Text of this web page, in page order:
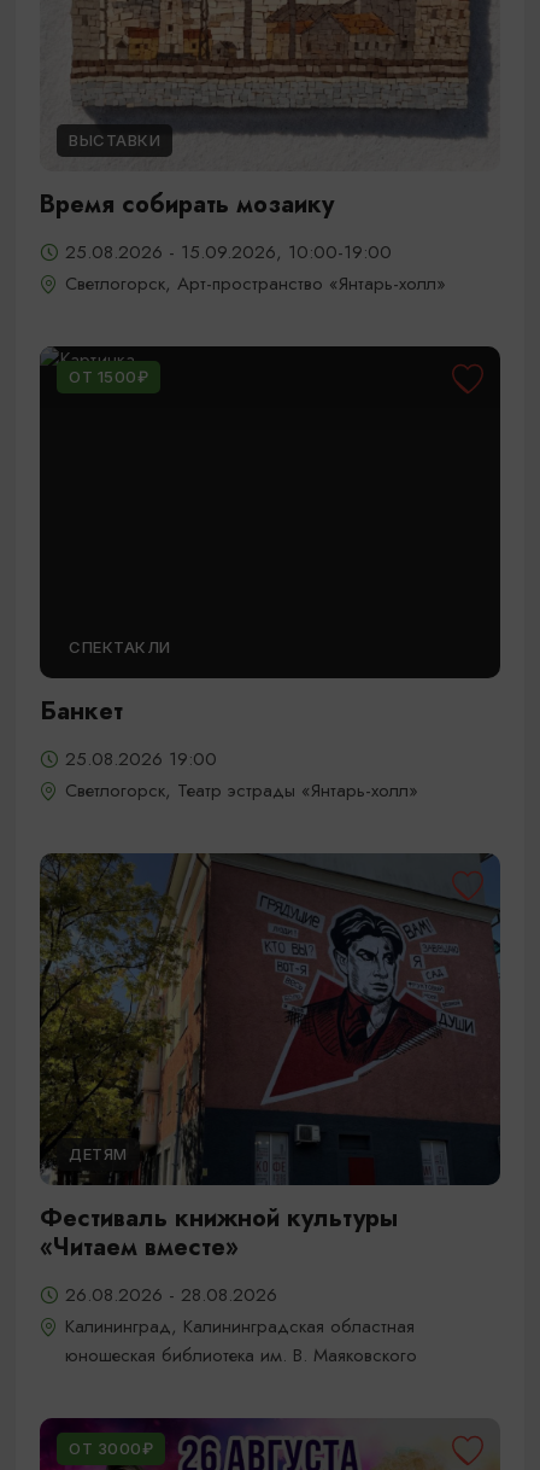
ВЫСТАВКИ
Время собирать мозаику
25.08.2026 - 15.09.2026, 10:00-19:00
Светлогорск, Арт-пространство «Янтарь-холл»
ОТ 1500₽
СПЕКТАКЛИ
Банкет
25.08.2026 19:00
Светлогорск, Театр эстрады «Янтарь-холл»
ДЕТЯМ
Фестиваль книжной культуры
«Читаем вместе»
26.08.2026 - 28.08.2026
Калининград, Калининградская областная
юношеская библиотека им. В. Маяковского
ОТ 3000₽